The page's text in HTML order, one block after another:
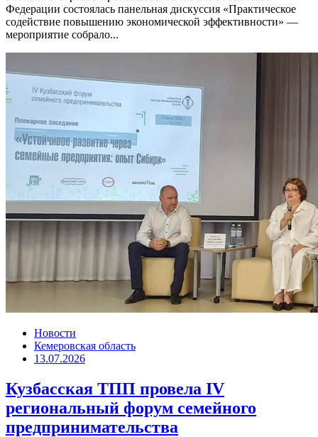
Федерации состоялась панельная дискуссия «Практическое
содействие повышению экономической эффективности» —
мероприятие собрало...
Новости
Кемеровская область
13.07.2026
Кузбасская ТПП провела IV
региональный форум семейного
предпринимательства